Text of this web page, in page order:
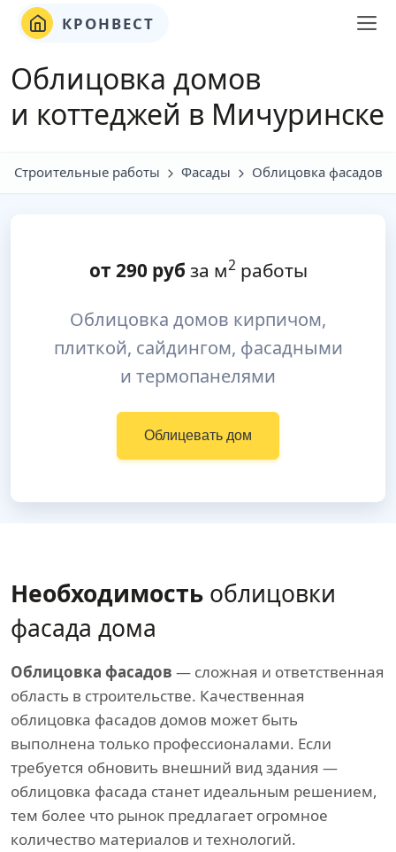
КРОНВЕСТ
Облицовка домов
и коттеджей в Мичуринске
Строительные работы Фасады Облицовка фасадов
от 290руб за м2работы
Облицовка домов кирпичом,
плиткой, сайдингом, фасадными
и термопанелями
Облицевать дом
Необходимость облицовки
фасада дома
Облицовка фасадов — сложная и ответственная
область в строительстве. Качественная
облицовка фасадов домов может быть
выполнена только профессионалами. Если
требуется обновить внешний вид здания —
облицовка фасада станет идеальным решением,
тем более что рынок предлагает огромное
количество материалов и технологий.